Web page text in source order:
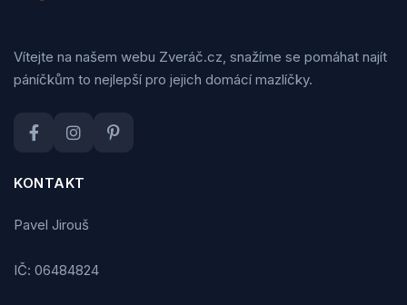
Vítejte na našem webu Zveráč.cz, snažíme se pomáhat najít
páníčkům to nejlepší pro jejich domácí mazlíčky.
KONTAKT
Pavel Jirouš
IČ: 06484824